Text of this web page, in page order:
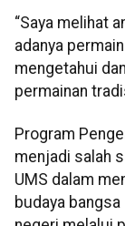
“Saya melihat
adanya
mengetahui
permainan
Program
menjadi salah
UMS dalam
budaya